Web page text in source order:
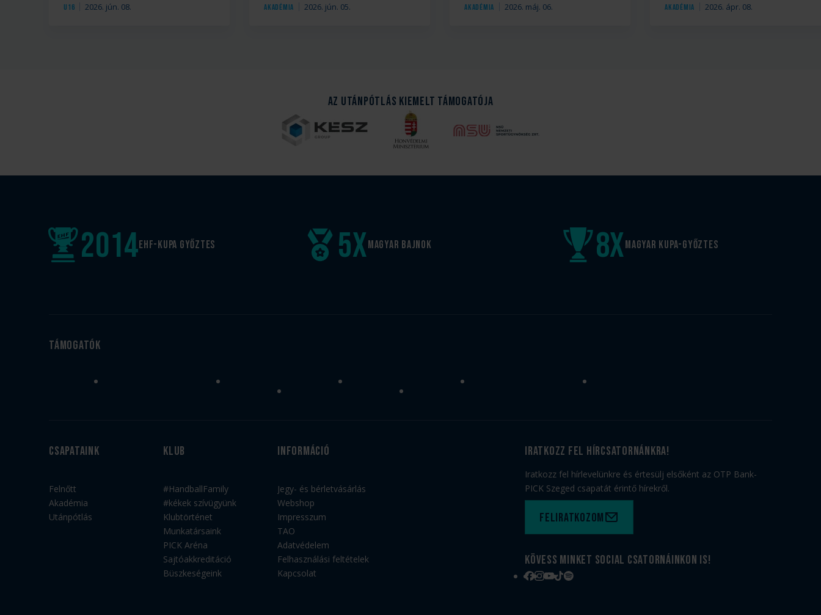
U16 2026. jún. 08. Akadémia 2026. jún. 05. Akadémia 2026. máj. 06. Akadémia 2026. ápr. 08.
Az Utánpótlás kiemelt támogatója
EHF-Kupa győztes
2014 Magyar bajnok
5x Magyar kupa-győztes
8x
Támogatók
Csapataink
Felnőtt
Akadémia
Utánpótlás
Klub
#HandballFamily
#kékek szívügyünk
Klubtörténet
Munkatársaink
PICK Aréna
Sajtóakkreditáció
Büszkeségeink
Információ
Jegy- és bérletvásárlás
Webshop
Impresszum
TAO
Adatvédelem
Felhasználási feltételek
Kapcsolat
iratkozz fel hírcsatornánkra!
Iratkozz fel hírlevelünkre és értesülj elsőként az OTP Bank-
PICK Szeged csapatát érintő hírekről.
Feliratkozom
Kövess minket social csatornáinkon is!
Facebook
Instagram
YouTube
TikTokSpotify